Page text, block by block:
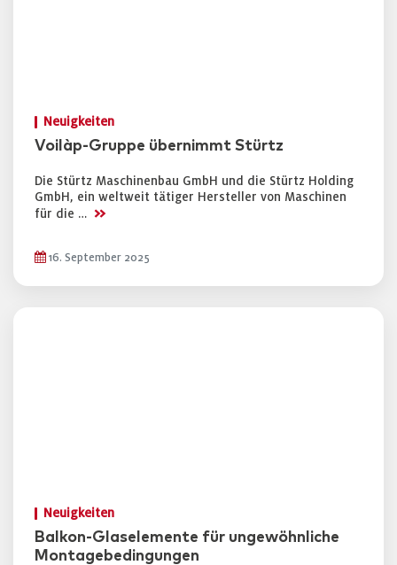
Neuigkeiten
Voilàp-Gruppe übernimmt Stürtz
Die Stürtz Maschinenbau GmbH und die Stürtz Holding
GmbH, ein weltweit tätiger Hersteller von Maschinen
für die … >>
16. September 2025
Neuigkeiten
Balkon-Glaselemente für ungewöhnliche
Montagebedingungen